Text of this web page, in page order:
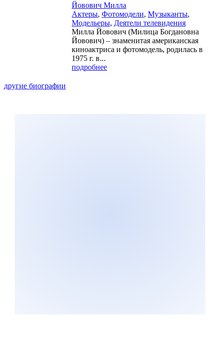
Йовович Милла
Актеры, Фотомодели, Музыканты,
Модельеры, Деятели телевидения
Милла Йовович (Милица Богдановна
Йовович) – знаменитая американская
киноактриса и фотомодель, родилась в
1975 г. в...
подробнее
другие биографии